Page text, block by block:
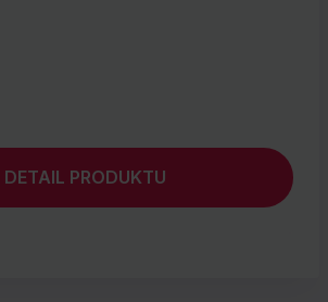
DETAIL PRODUKTU